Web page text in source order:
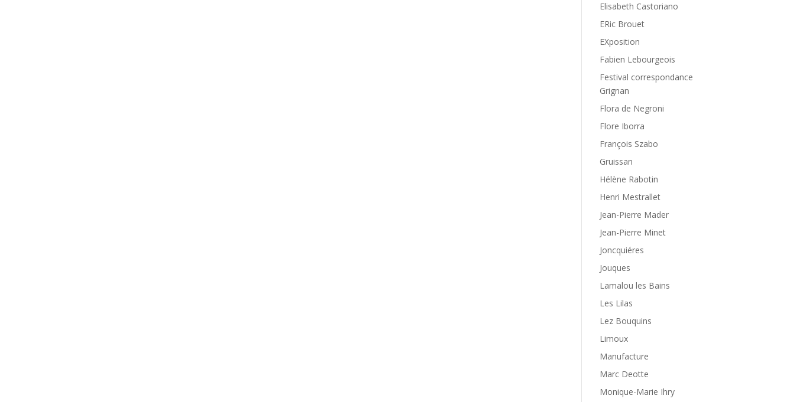
Elisabeth Castoriano
ERic Brouet
EXposition
Fabien Lebourgeois
Festival correspondance
Grignan
Flora de Negroni
Flore Iborra
François Szabo
Gruissan
Hélène Rabotin
Henri Mestrallet
Jean-Pierre Mader
Jean-Pierre Minet
Joncquiéres
Jouques
Lamalou les Bains
Les Lilas
Lez Bouquins
Limoux
Manufacture
Marc Deotte
Monique-Marie Ihry